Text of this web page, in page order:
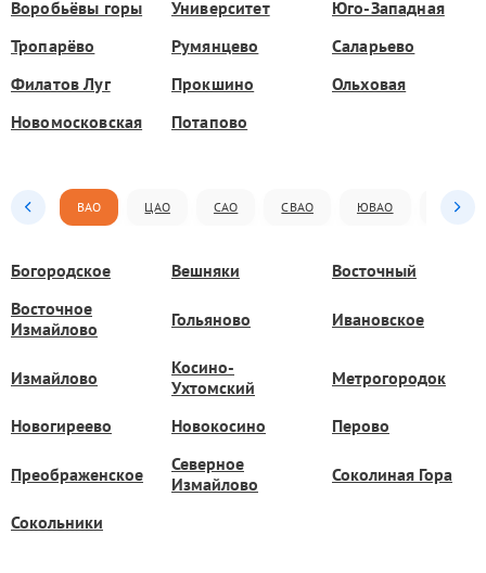
Воробьёвы горы Университет
Юго-Западная
Тропарёво
Румянцево
Саларьево
Филатов Луг
Прокшино
Ольховая
Новомосковская
Потапово
ВАО ЦАО САО СВАО ЮВАО ЮАО
Богородское Вешняки
Восточный
Восточное
Измайлово
Гольяново Ивановское
Измайлово
Косино-
Ухтомский
Метрогородок
Новогиреево Новокосино Перово
Преображенское
Северное
Измайлово
Соколиная Гора
Сокольники